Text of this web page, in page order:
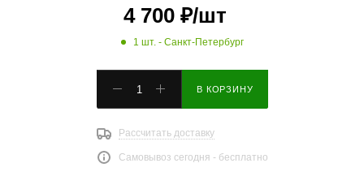
4 700₽/шт
1 шт. - Санкт-Петербург
В КОРЗИНУ
Рассчитать доставку
Самовывоз сегодня - бесплатно